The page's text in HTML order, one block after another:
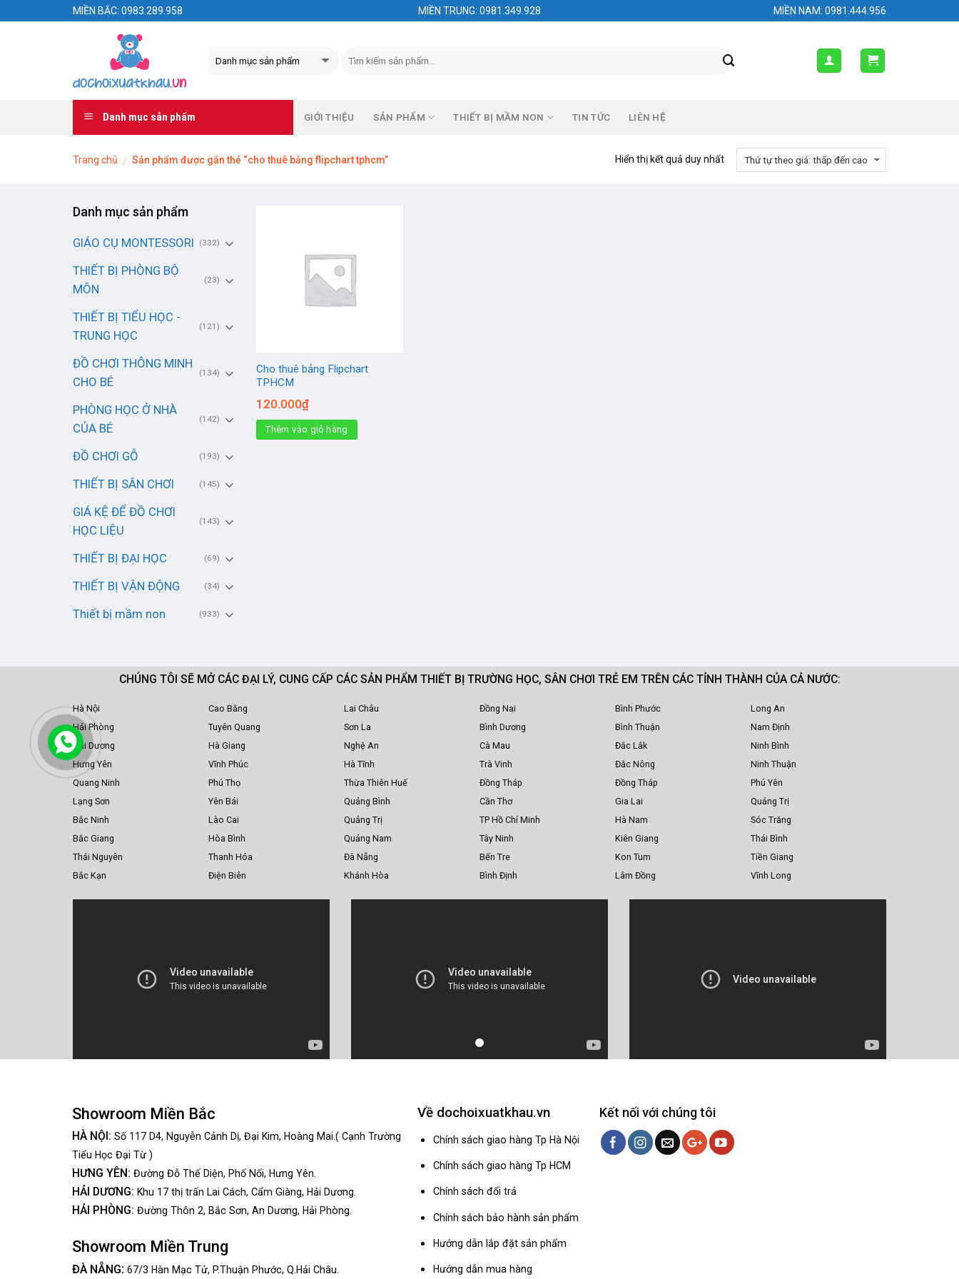
MIỀN BẮC: 0983.289.958 MIỀN TRUNG: 0981.349.928 MIỀN NAM: 0981.444.956
Danh mục sản phẩm GIỚI THIỆU SẢN PHẨM THIẾT BỊ MẦM NON TIN TỨC LIÊN HỆ
Trang chủ / Sản phẩm được gắn thẻ “cho thuê bảng flipchart tphcm” Hiển thị kết quả duy nhất
Danh mục sản phẩm
GIÁO CỤ MONTESSORI (332)
THIẾT BỊ PHÒNG BỘ
MÔN
(23)
THIẾT BỊ TIỂU HỌC -
TRUNG HỌC
(121)
ĐỒ CHƠI THÔNG MINH
CHO BÉ
(134)
PHÒNG HỌC Ở NHÀ
CỦA BÉ
(142)
ĐỒ CHƠI GỖ (193)
THIẾT BỊ SÂN CHƠI (145)
GIÁ KỆ ĐỂ ĐỒ CHƠI
HỌC LIỆU
(143)
THIẾT BỊ ĐẠI HỌC (69)
THIẾT BỊ VẬN ĐỘNG (34)
Thiết bị mầm non (933)
Cho thuê bảng Flipchart
TPHCM
120.000₫
Thêm vào giỏ hàng
CHÚNG TÔI SẼ MỞ CÁC ĐẠI LÝ, CUNG CẤP CÁC SẢN PHẨM THIẾT BỊ TRƯỜNG HỌC, SÂN CHƠI TRẺ EM TRÊN CÁC TỈNH THÀNH CỦA CẢ NƯỚC:
Hà Nội
Hải Phòng
Hải Dương
Hưng Yên
Quang Ninh
Lạng Sơn
Bắc Ninh
Bắc Giang
Thái Nguyên
Bắc Kạn
Cao Bằng
Tuyên Quang
Hà Giang
Vĩnh Phúc
Phú Thọ
Yên Bái
Lào Cai
Hòa Bình
Thanh Hóa
Điện Biên
Lai Châu
Sơn La
Nghệ An
Hà Tĩnh
Thừa Thiên Huế
Quảng Bình
Quảng Trị
Quảng Nam
Đà Nẵng
Khánh Hòa
Đồng Nai
Bình Dương
Cà Mau
Trà Vinh
Đồng Tháp
Cần Thơ
TP Hồ Chí Minh
Tây Ninh
Bến Tre
Bình Định
Bình Phước
Bình Thuận
Đắc Lắk
Đắc Nông
Đồng Tháp
Gia Lai
Hà Nam
Kiên Giang
Kon Tum
Lâm Đồng
Long An
Nam Định
Ninh Bình
Ninh Thuận
Phú Yên
Quảng Trị
Sóc Trăng
Thái Bình
Tiền Giang
Vĩnh Long
Showroom Miền Bắc
HÀ NỘI: Số 117 D4, Nguyễn Cảnh Dị, Đại Kim, Hoàng Mai.( Cạnh Trường
Tiểu Học Đại Từ )
HƯNG YÊN: Đường Đỗ Thế Diện, Phố Nối, Hưng Yên.
HẢI DƯƠNG: Khu 17 thị trấn Lai Cách, Cẩm Giàng, Hải Dương.
HẢI PHÒNG: Đường Thôn 2, Bắc Sơn, An Dương, Hải Phòng.
Showroom Miền Trung
ĐÀ NẴNG: 67/3 Hàn Mạc Tử, P.Thuận Phước, Q.Hải Châu.
Về dochoixuatkhau.vn
Chính sách giao hàng Tp Hà Nội
Chính sách giao hàng Tp HCM
Chính sách đổi trả
Chính sách bảo hành sản phẩm
Hướng dẫn lắp đặt sản phẩm
Hướng dẫn mua hàng
Kết nối với chúng tôi